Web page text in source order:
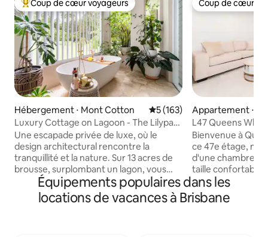
Coups de cœur voyageurs les plus appréciés
Coup de cœur voyageurs
Hébergement ⋅ Mont Cotton Évaluation moyenne sur la
5 (163)
Luxury Cottage on Lagoon - The Lilypad
@ Mt Cotton (Cottage de luxe sur le
lagon)
Une escapade privée de luxe, où le
design architectural rencontre la
tranquillité et la nature. Sur 13 acres de
brousse, surplombant un lagon, vous
vous détendez dans un mélange de luxe
et de confort. Un havre de paix caché, à
quelques minutes du vignoble et des
Coup de cœur
Coup de cœur
Appartement ⋅
L47 Queens
Appartement
Bienvenue à
ce 47e étage,
d'une chambre et
taille confortable. Réveillez-vous avec
une vue
souffle sur le
d'horizon de
Équipements populaires dans les
locations de vacances à Brisbane